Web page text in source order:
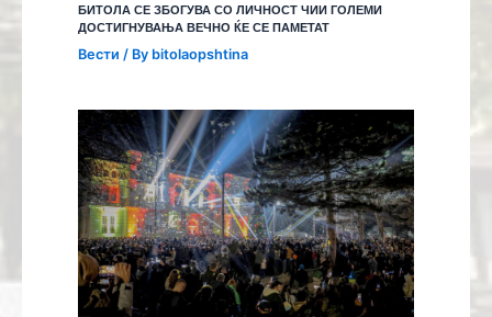
БИТОЛА СЕ ЗБОГУВА СО ЛИЧНОСТ ЧИИ ГОЛЕМИ
ДОСТИГНУВАЊА ВЕЧНО ЌЕ СЕ ПАМЕТАТ
Вести / By bitolaopshtina